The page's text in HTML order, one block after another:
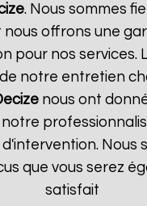
. Nous sommes
nous offrons une
pour nos services.
notre entretien
nous ont
notre
Nous
que vous serez
satisfait